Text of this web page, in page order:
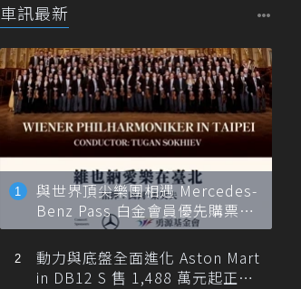
車訊最新
與世界頂尖樂團相遇 Mercedes-
Benz Pass 白金會員優先購票維
也納愛樂
動力與底盤全面進化 Aston Mart
in DB12 S 售 1,488 萬元起正式